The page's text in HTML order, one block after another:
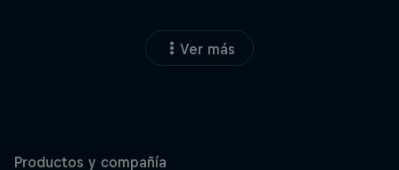
Ver más